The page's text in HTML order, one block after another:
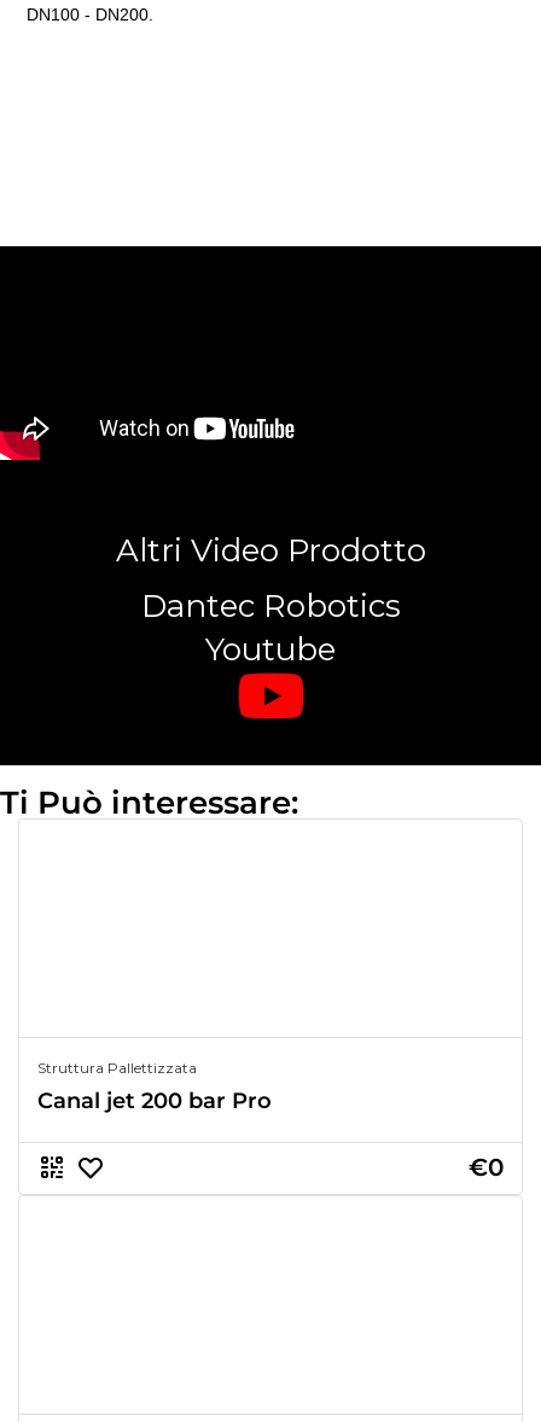
DN100 - DN200.
Altri Video Prodotto
Dantec Robotics
Youtube
Ti Può interessare:
Struttura Pallettizzata
Canal jet 200 bar Pro
€0